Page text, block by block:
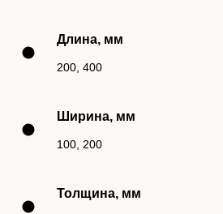
Длина, мм
200, 400
Ширина, мм
100, 200
Толщина, мм